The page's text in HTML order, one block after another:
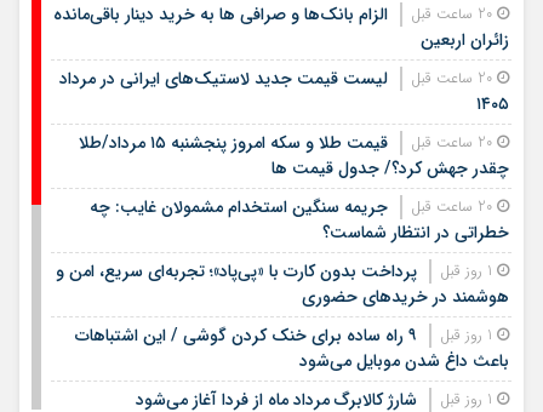
الزام بانک‌ها و صرافی ها به خرید دینار باقی‌مانده
زائران اربعین
لیست قیمت جدید لاستیک‌های ایرانی در مرداد
۱۴۰۵
قیمت طلا و سکه امروز پنجشنبه ۱۵ مرداد/طلا
چقدر جهش کرد؟/ جدول قیمت ها
جریمه سنگین استخدام مشمولان غایب: چه
خطراتی در انتظار شماست؟
پرداخت بدون کارت با «پی‌پاد»؛ تجربه‌ای سریع، امن و
هوشمند در خریدهای حضوری
۹ راه ساده برای خنک کردن گوشی / این اشتباهات
باعث داغ شدن موبایل می‌شود
شارژ کالابرگ مرداد ماه از فردا آغاز می‌شود